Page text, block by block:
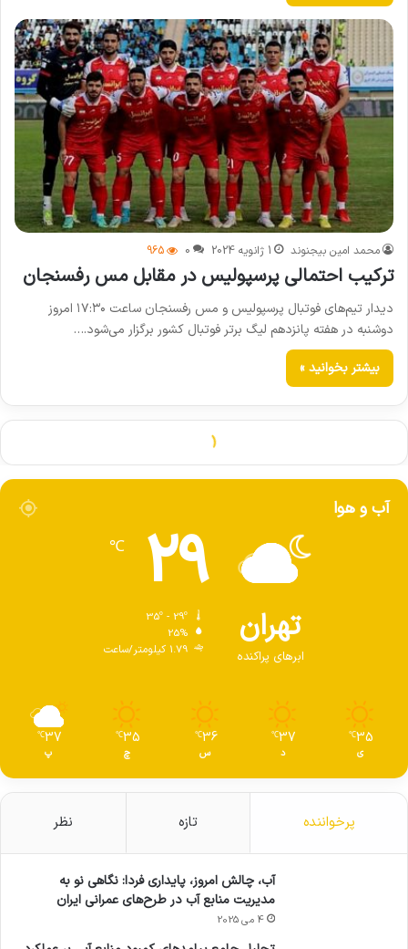
محمد امین بیجنوند 1 ژانویه 2024 0
965
ترکیب احتمالی پرسپولیس در مقابل مس رفسنجان
دیدار تیم‌های فوتبال پرسپولیس و مس رفسنجان ساعت ۱۷:۳۰ امروز
دوشنبه در هفته پانزدهم لیگ برتر فوتبال کشور برگزار می‌شود.…
بیشتر بخوانید »
آب و هوا
تهران
ابرهای پراکنده
29
℃
25%
1.79 کیلومتر/ساعت
35
℃
ی
37
℃
د
36
℃
س
35
℃
چ
37
℃
پ
پرخواننده تازه نظر
آب، چالش امروز، پایداری فردا: نگاهی نو به
مدیریت منابع آب در طرح‌های عمرانی ایران
4 می 2025